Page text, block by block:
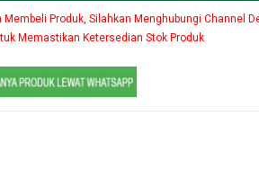
Membeli Produk, Silahkan Menghubungi Channel
Memastikan Ketersedian Stok Produk